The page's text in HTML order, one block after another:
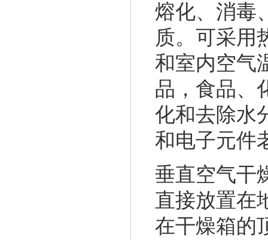
熔化、消毒
质。可采用
和室内空气
品，食品、
化和去除水
和电子元件
垂直空气干
直接放置在
在干燥箱的